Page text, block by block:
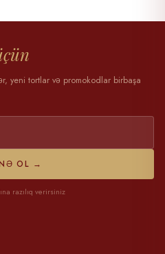
yeni tortlar və promokodlar birbaşa
OL →
razılıq verirsiniz